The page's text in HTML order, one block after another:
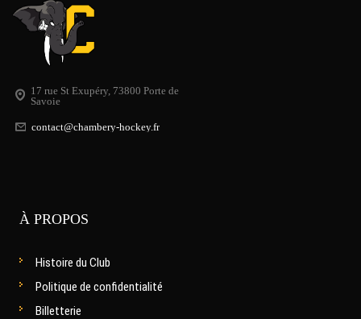
17 rue St Exupéry, 73800 Porte de
Savoie
contact@chambery-hockey.fr
À PROPOS
Histoire du Club
Politique de confidentialité
Billetterie